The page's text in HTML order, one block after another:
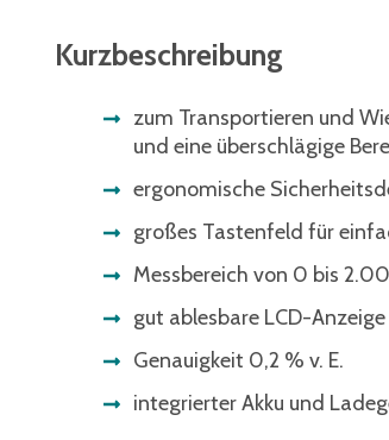
Kurzbeschreibung
zum Transportieren und
und eine überschlägige
ergonomische
großes Tastenfeld für
Messbereich von 0 bis
gut ablesbare LCD-Anzeige
Genauigkeit 0,2 % v. E.
integrierter Akku und